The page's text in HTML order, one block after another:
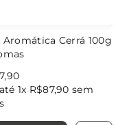
Aromática Cerrá 100g
,90
1x R$87,90 sem